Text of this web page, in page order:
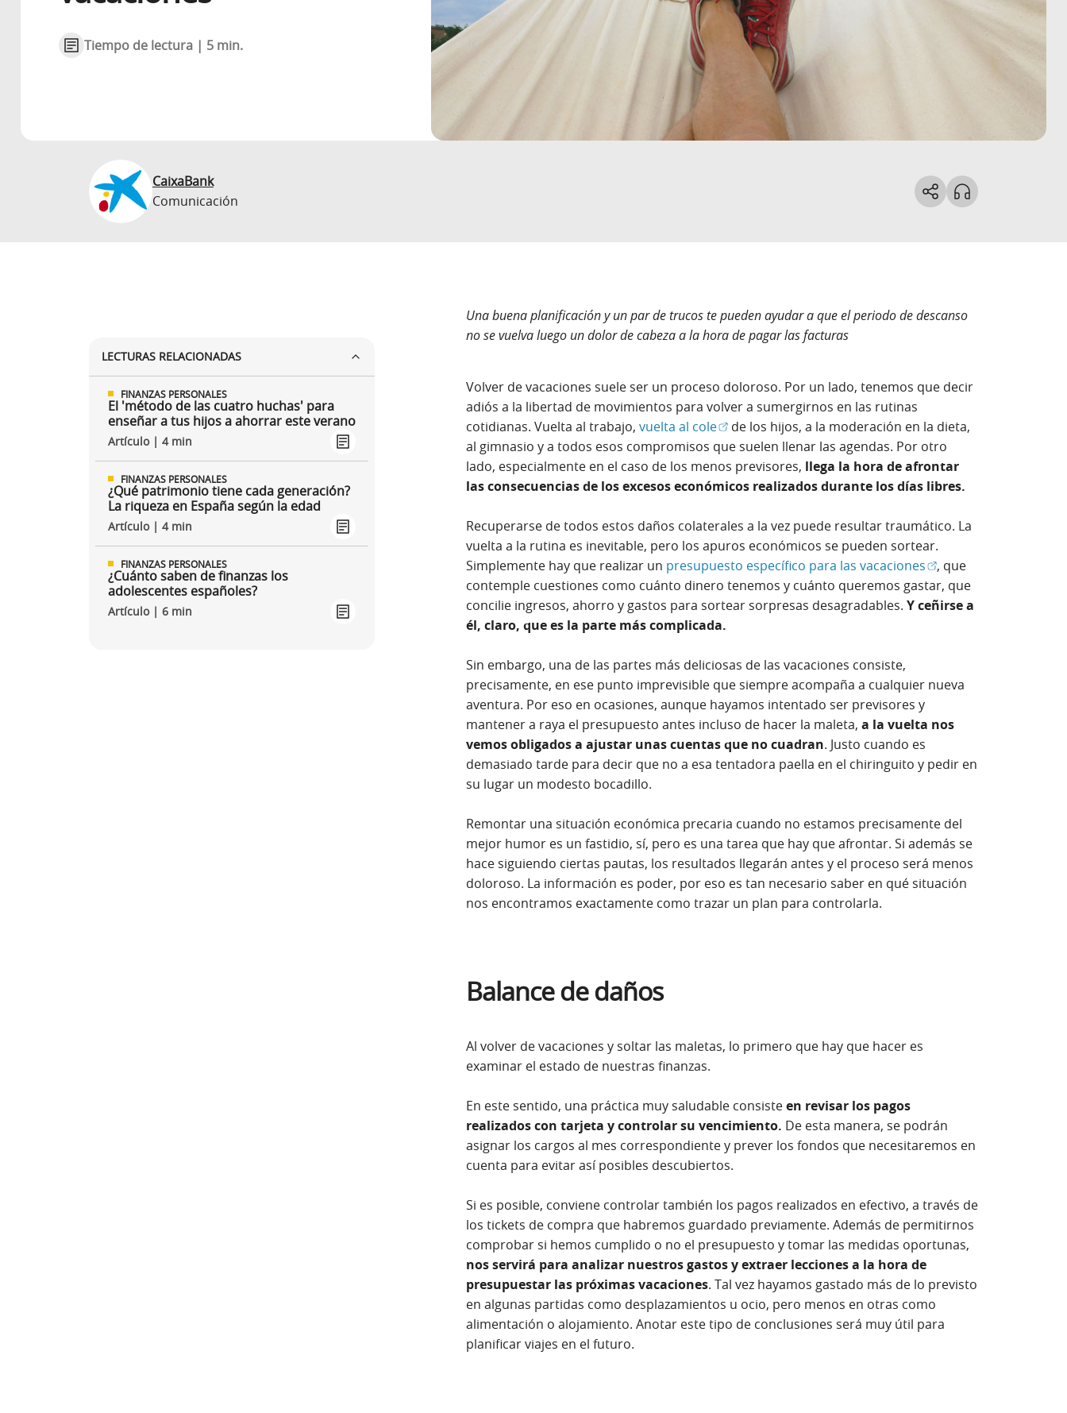
Tiempo de lectura | 5 min.
CaixaBank
Comunicación
LECTURAS RELACIONADAS
FINANZAS PERSONALES
El 'método de las cuatro huchas' para
enseñar a tus hijos a ahorrar este verano
Artículo | 4 min
FINANZAS PERSONALES
¿Qué patrimonio tiene cada generación?
La riqueza en España según la edad
Artículo | 4 min
FINANZAS PERSONALES
¿Cuánto saben de finanzas los
adolescentes españoles?
Artículo | 6 min
Una buena planificación y un par de trucos te pueden ayudar a que el periodo de descanso
no se vuelva luego un dolor de cabeza a la hora de pagar las facturas
Volver de vacaciones suele ser un proceso doloroso. Por un lado, tenemos que decir
adiós a la libertad de movimientos para volver a sumergirnos en las rutinas
cotidianas. Vuelta al trabajo, vuelta al cole(Abrir en ventana nueva)
de los hijos, a la moderación en la dieta,
al gimnasio y a todos esos compromisos que suelen llenar las agendas. Por otro
lado, especialmente en el caso de los menos previsores, llega la hora de afrontar
las consecuencias de los excesos económicos realizados durante los días libres.
Recuperarse de todos estos daños colaterales a la vez puede resultar traumático. La
vuelta a la rutina es inevitable, pero los apuros económicos se pueden sortear.
Simplemente hay que realizar un presupuesto específico para las vacaciones(Abrir en ventana
, que
contemple cuestiones como cuánto dinero tenemos y cuánto queremos gastar, que
concilie ingresos, ahorro y gastos para sortear sorpresas desagradables. Y ceñirse a
él, claro, que es la parte más complicada.
Sin embargo, una de las partes más deliciosas de las vacaciones consiste,
precisamente, en ese punto imprevisible que siempre acompaña a cualquier nueva
aventura. Por eso en ocasiones, aunque hayamos intentado ser previsores y
mantener a raya el presupuesto antes incluso de hacer la maleta, a la vuelta nos
vemos obligados a ajustar unas cuentas que no cuadran. Justo cuando es
demasiado tarde para decir que no a esa tentadora paella en el chiringuito y pedir en
su lugar un modesto bocadillo.
Remontar una situación económica precaria cuando no estamos precisamente del
mejor humor es un fastidio, sí, pero es una tarea que hay que afrontar. Si además se
hace siguiendo ciertas pautas, los resultados llegarán antes y el proceso será menos
doloroso. La información es poder, por eso es tan necesario saber en qué situación
nos encontramos exactamente como trazar un plan para controlarla.
Balance de daños
Al volver de vacaciones y soltar las maletas, lo primero que hay que hacer es
examinar el estado de nuestras finanzas.
En este sentido, una práctica muy saludable consisteen revisar los pagos
realizados con tarjeta y controlar su vencimiento. De esta manera, se podrán
asignar los cargos al mes correspondiente y prever los fondos que necesitaremos en
cuenta para evitar así posibles descubiertos.
Si es posible, conviene controlar también los pagos realizados en efectivo, a través de
los tickets de compra que habremos guardado previamente. Además de permitirnos
comprobar si hemos cumplido o no el presupuesto y tomar las medidas oportunas,
nos servirá para analizar nuestros gastos y extraer lecciones a la hora de
presupuestar las próximas vacaciones. Tal vez hayamos gastado más de lo previsto
en algunas partidas como desplazamientos u ocio, pero menos en otras como
alimentación o alojamiento. Anotar este tipo de conclusiones será muy útil para
planificar viajes en el futuro.